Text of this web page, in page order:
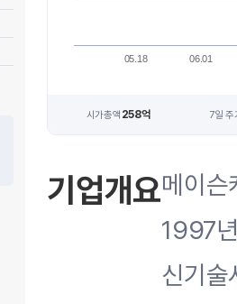
05.18 06.01
시가총액 258억 7일 주
기업개요메이슨
1997
신기술